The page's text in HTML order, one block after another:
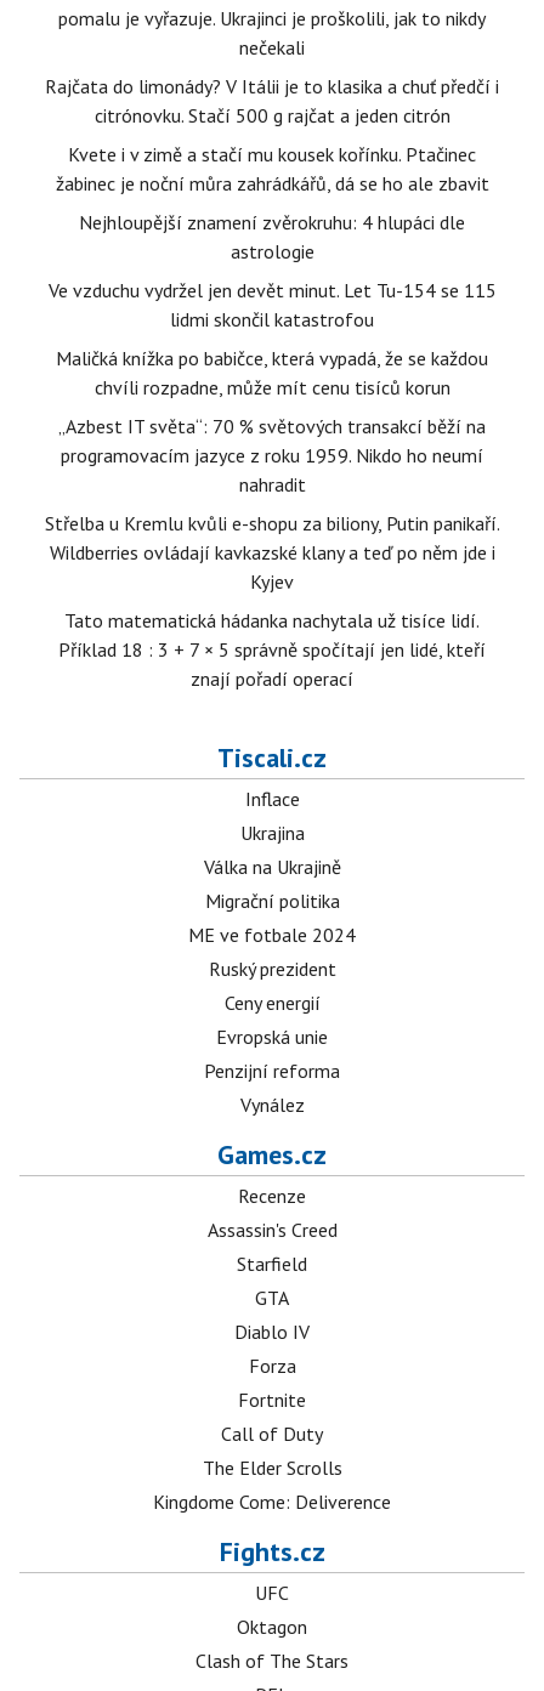
pomalu je vyřazuje. Ukrajinci je proškolili, jak to nikdy
nečekali
Rajčata do limonády? V Itálii je to klasika a chuť předčí i
citrónovku. Stačí 500 g rajčat a jeden citrón
Kvete i v zimě a stačí mu kousek kořínku. Ptačinec
žabinec je noční můra zahrádkářů, dá se ho ale zbavit
Nejhloupější znamení zvěrokruhu: 4 hlupáci dle
astrologie
Ve vzduchu vydržel jen devět minut. Let Tu-154 se 115
lidmi skončil katastrofou
Maličká knížka po babičce, která vypadá, že se každou
chvíli rozpadne, může mít cenu tisíců korun
„Azbest IT světa“: 70 % světových transakcí běží na
programovacím jazyce z roku 1959. Nikdo ho neumí
nahradit
Střelba u Kremlu kvůli e-shopu za biliony, Putin panikaří.
Wildberries ovládají kavkazské klany a teď po něm jde i
Kyjev
Tato matematická hádanka nachytala už tisíce lidí.
Příklad 18 : 3 + 7 × 5 správně spočítají jen lidé, kteří
znají pořadí operací
Tiscali.cz
Inflace
Ukrajina
Válka na Ukrajině
Migrační politika
ME ve fotbale 2024
Ruský prezident
Ceny energií
Evropská unie
Penzijní reforma
Vynález
Games.cz
Recenze
Assassin's Creed
Starfield
GTA
Diablo IV
Forza
Fortnite
Call of Duty
The Elder Scrolls
Kingdome Come: Deliverence
Fights.cz
UFC
Oktagon
Clash of The Stars